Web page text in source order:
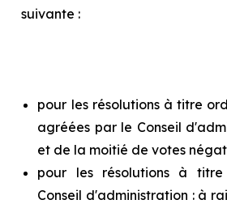
suivante :
pour les résolutions à titre
agréées par le Conseil
et de la moitié de votes
pour les résolutions à
Conseil d'administration : à